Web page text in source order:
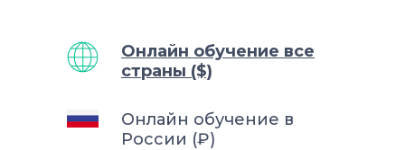
Онлайн обучение в
России (₽)
Онлайн обучение все
страны ($)